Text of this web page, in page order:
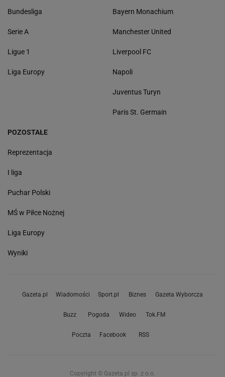
Bundesliga
Serie A
Ligue 1
Liga Europy
Bayern Monachium
Manchester United
Liverpool FC
Napoli
Juventus Turyn
Paris St. Germain
POZOSTAŁE
Reprezentacja
I liga
Puchar Polski
MŚ w Piłce Nożnej
Liga Europy
Wyniki
Gazeta.pl Wiadomości Sport.pl Biznes Gazeta Wyborcza
Buzz Pogoda Wideo Tok.FM
Poczta Facebook RSS
Copyright © Gazeta.pl sp. z o.o.